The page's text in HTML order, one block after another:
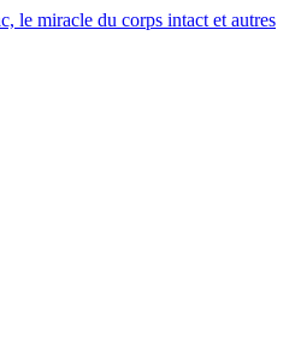
le miracle du corps intact et autres